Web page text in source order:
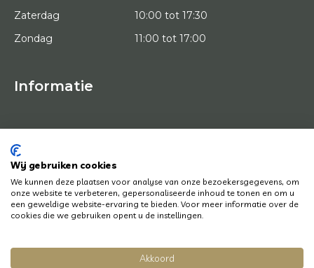
Zaterdag
10:00 tot 17:30
Zondag
11:00 tot 17:00
Informatie
HOME
KUNSTENAARS
KUNSTWERKEN
HOE WERKT HET
NEWS
CONTACT
© Copyright 2022 Art District | Website door
Wij gebruiken cookies
We kunnen deze plaatsen voor analyse van onze bezoekersgegevens, om
onze website te verbeteren, gepersonaliseerde inhoud te tonen en om u
een geweldige website-ervaring te bieden. Voor meer informatie over de
cookies die we gebruiken opent u de instellingen.
Akkoord